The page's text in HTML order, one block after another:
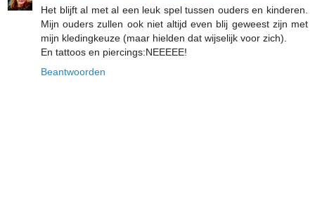
Het blijft al met al een leuk spel tussen ouders en kinderen.
Mijn ouders zullen ook niet altijd even blij geweest zijn met
mijn kledingkeuze (maar hielden dat wijselijk voor zich).
En tattoos en piercings:NEEEEE!
Beantwoorden